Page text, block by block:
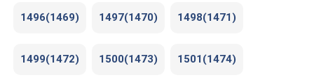
1496(1469) 1497(1470) 1498(1471)
1499(1472) 1500(1473) 1501(1474)